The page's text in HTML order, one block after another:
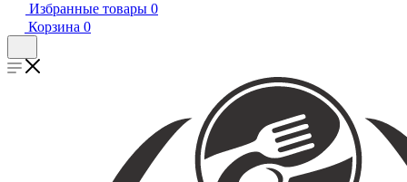
Избранные товары 0
Корзина 0